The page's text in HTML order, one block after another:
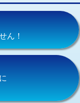
13,200円+材料費
16,500円+材料費
ん！